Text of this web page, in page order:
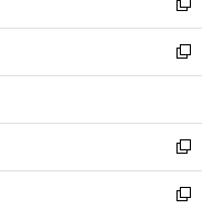
で
開
く
ド
ウ
で
開
ィ
ン
ド
ウ
開
く
い
ウ
ィ
ン
ウ
で
開
く
新
し
い
ウ
ン
ド
ウ
で
新
し
ウ
ィ
ン
ド
新
し
い
新